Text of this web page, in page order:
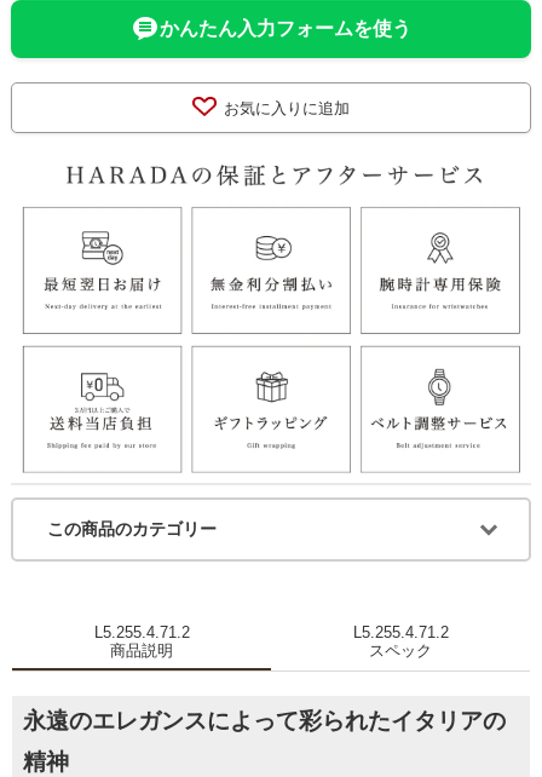
かんたん入力フォームを使う
お気に入りに追加
この商品のカテゴリー
L5.255.4.71.2
商品説明
L5.255.4.71.2
スペック
永遠のエレガンスによって彩られたイタリアの
精神